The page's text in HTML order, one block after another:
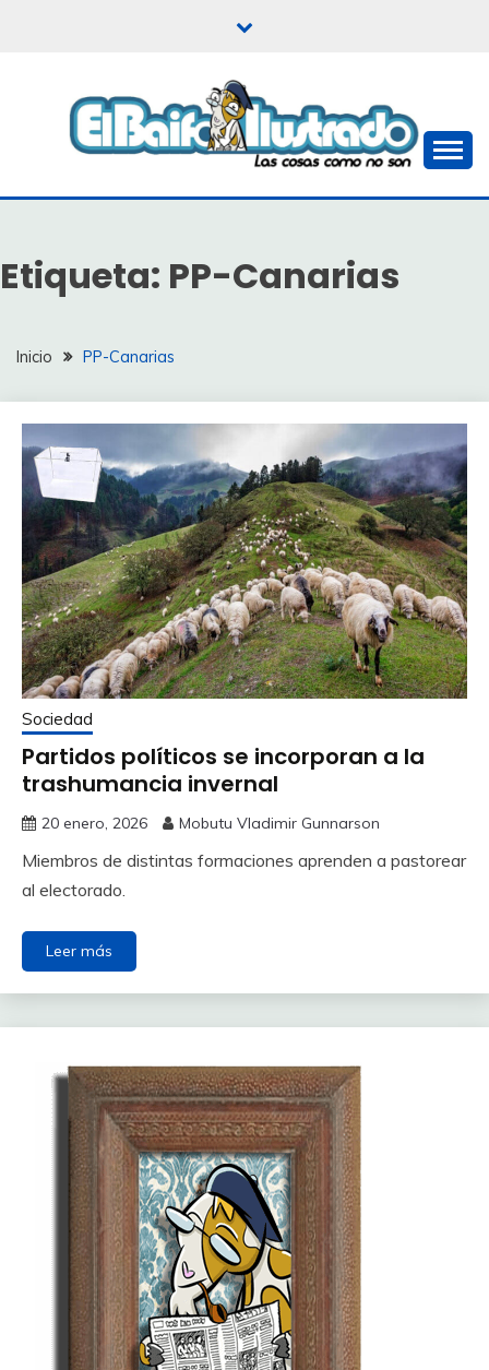
EL BAIFO ILUSTRADO
Etiqueta: PP-Canarias
Inicio PP-Canarias
Sociedad
Partidos políticos se incorporan a la
trashumancia invernal
20 enero, 2026 Mobutu Vladimir Gunnarson
Miembros de distintas formaciones aprenden a pastorear
al electorado.
Leer más